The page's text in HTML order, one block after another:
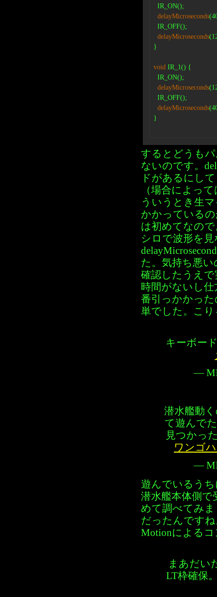
IR_ON();
delayMicroseconds
IR_OFF();
delayMicroseconds
}
void IR_1() {
IR_ON();
delayMicroseconds
IR_OFF();
delayMicroseconds
}
するとどうもパ
ないのです。
ドがあるにし
（場合によっ
ういうとき生
かかっている
は初めてなの
シロで波形を
た。気持ち悪
確認したうえ
時間がないし
番引っかかっ
単でした。こ
キーボー
—
潜水艦動
て遊んで
見つかっ
ワンゴ
—
遊んでいるう
潜水艦本体側
めて調べてみ
だったんです
Motionによる
まあだい
LT枠確保